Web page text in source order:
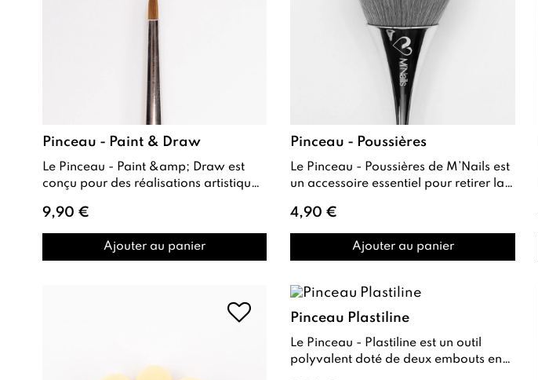
Pinceau - Paint & Draw
Le Pinceau - Paint &amp; Draw est
conçu pour des réalisations artistiques
9,90 €
Ajouter au panier
Pinceau - Poussières
Le Pinceau - Poussières de M’Nails est
un accessoire essentiel pour retirer la
4,90 €
Ajouter au panier
Pinceau Plastiline
Le Pinceau - Plastiline est un outil
polyvalent doté de deux embouts en